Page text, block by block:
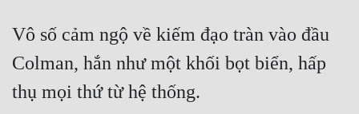
Xa Lộ Dịch
Cung Đấu
Vô số cảm ngộ về kiếm đạo tràn vào đầu
Colman, hắn như một khối bọt biển, hấp
thụ mọi thứ từ hệ thống.